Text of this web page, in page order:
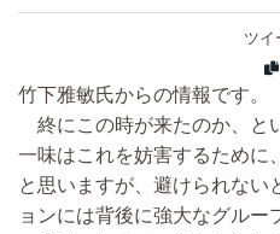
ツイ
竹下雅敏氏からの情報です。
終にこの時が来たのか、と
一味はこれを妨害するために
と思いますが、避けられない
ョンには背後に強大なグルー